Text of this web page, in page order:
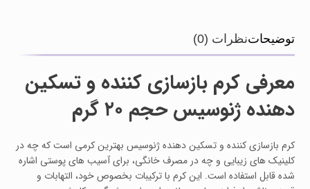
توضیحاتنظرات (0)
معرفی کرم بازسازی کننده و تسکین
دهنده ژنوسیس حجم ۲۰ گرم
کرم بازسازی‌ کننده و تسکین‌ دهنده ژنوسیس بهترین کرمی است که چه در
کلینیک‌ های زیبایی و چه در مصرف خانگی، برای آسیب‌ های پوستی اشاره‌
شده قابل استفاده است. این کرم با ترکیبات بخصوص خود، التهابات و